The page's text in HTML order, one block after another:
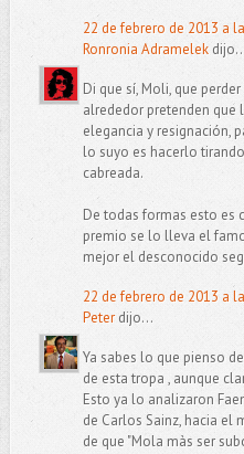
22 de febrero de 2013 a
Ronronia Adramelek
Di que sí, Moli, que
alrededor pretenden que
elegancia y resignación,
lo suyo es hacerlo
cabreada.
De todas formas esto es
premio se lo lleva el
mejor el desconocido
22 de febrero de 2013 a
Peterdijo...
Ya sabes lo que pienso
de esta tropa , aunque
Esto ya lo analizaron
de Carlos Sainz, hacia el
de que "Mola màs ser